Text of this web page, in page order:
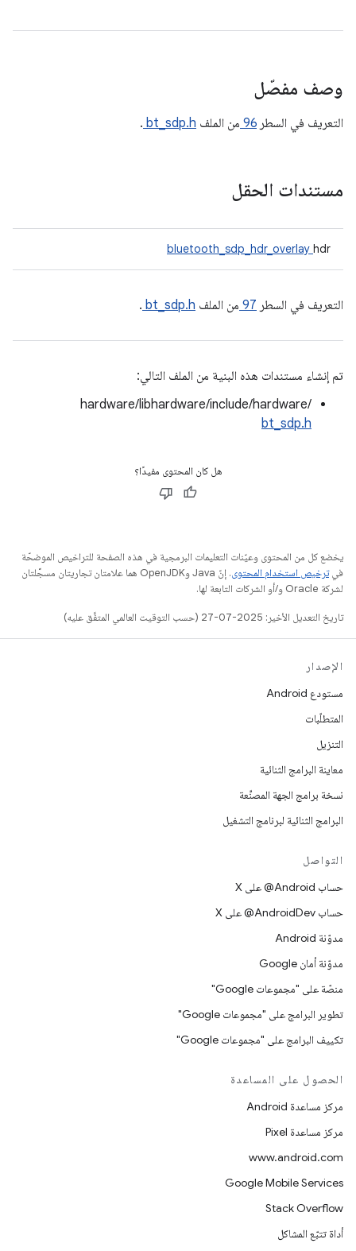
وصف مفصّل
التعريف في السطر 96 من الملف bt_sdp.h
.
مستندات الحقل
bluetooth_sdp_hdr_overlay hdr
التعريف في السطر 97 من الملف bt_sdp.h
.
تم إنشاء مستندات هذه البنية من الملف التالي:
hardware/libhardware/include/hardware/
bt_sdp.h
هل كان المحتوى مفيدًا؟
يخضع كل من المحتوى وعيّنات التعليمات البرمجية في هذه الصفحة للتراخيص الموضحّة
فيترخيص استخدام المحتوى
. إنّ Java وOpenJDK هما علامتان تجاريتان مسجَّلتان
لشركة Oracle و/أو الشركات التابعة لها.
تاريخ التعديل الأخير: 2025-07-27 (حسب التوقيت العالمي المتفَّق عليه)
الإصدار
مستودع Android
المتطلّبات
التنزيل
معاينة البرامج الثنائية
نسخة برامج الجهة المصنِّعة
البرامج الثنائية لبرنامج التشغيل
التواصل
حساب ‎@Android على X
حساب ‎@AndroidDev على X
مدوّنة Android
مدوّنة أمان Google
منصّة على "مجموعات Google"
تطوير البرامج على "مجموعات Google"
تكييف البرامج على "مجموعات Google"
الحصول على المساعدة
مركز مساعدة Android
مركز مساعدة Pixel
www.android.com
Google Mobile Services
Stack Overflow
أداة تتبّع المشاكل